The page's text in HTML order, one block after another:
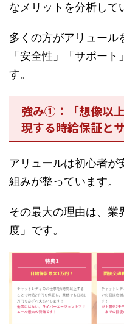
なメリットを分析して
多くの方がアリュール
「安全性」「サポー
す。
強み①：「想像以
現する時給保証と
アリュールは初心者が
組みが整っています。
その最大の理由は、業
度」です。